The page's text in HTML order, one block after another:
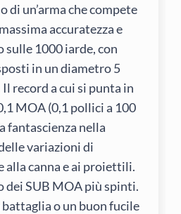
di un’arma che compete
accuratezza e
sulle 1000 iarde, con
in un diametro 5
record a cui si punta in
MOA (0,1 pollici a 100
fantascienza nella
variazioni di
canna e ai proiettili.
dei SUB MOA più spinti.
o un buon fucile